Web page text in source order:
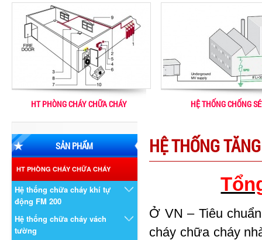
HT PHÒNG CHÁY CHỮA CHÁY HỆ THỐNG CHỐNG
SẢN PHẨM
HT PHÒNG CHÁY CHỮA CHÁY
Hệ thống chữa cháy khí tự
động FM 200
Hệ thống chữa cháy vách
tường
HỆ THỐNG
Ở VN – Tiêu
cháy chữa cháy